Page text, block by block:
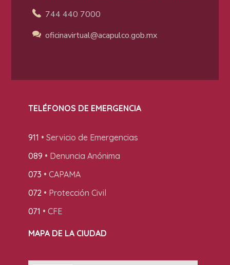
744 440 7000
oficinavirtual@acapulco.gob.mx
TELÉFONOS DE EMERGENCIA
911 • Servicio de Emergencias
089 • Denuncia Anónima
073 • CAPAMA
072• Protección Civil
071 • CFE
MAPA DE LA CIUDAD